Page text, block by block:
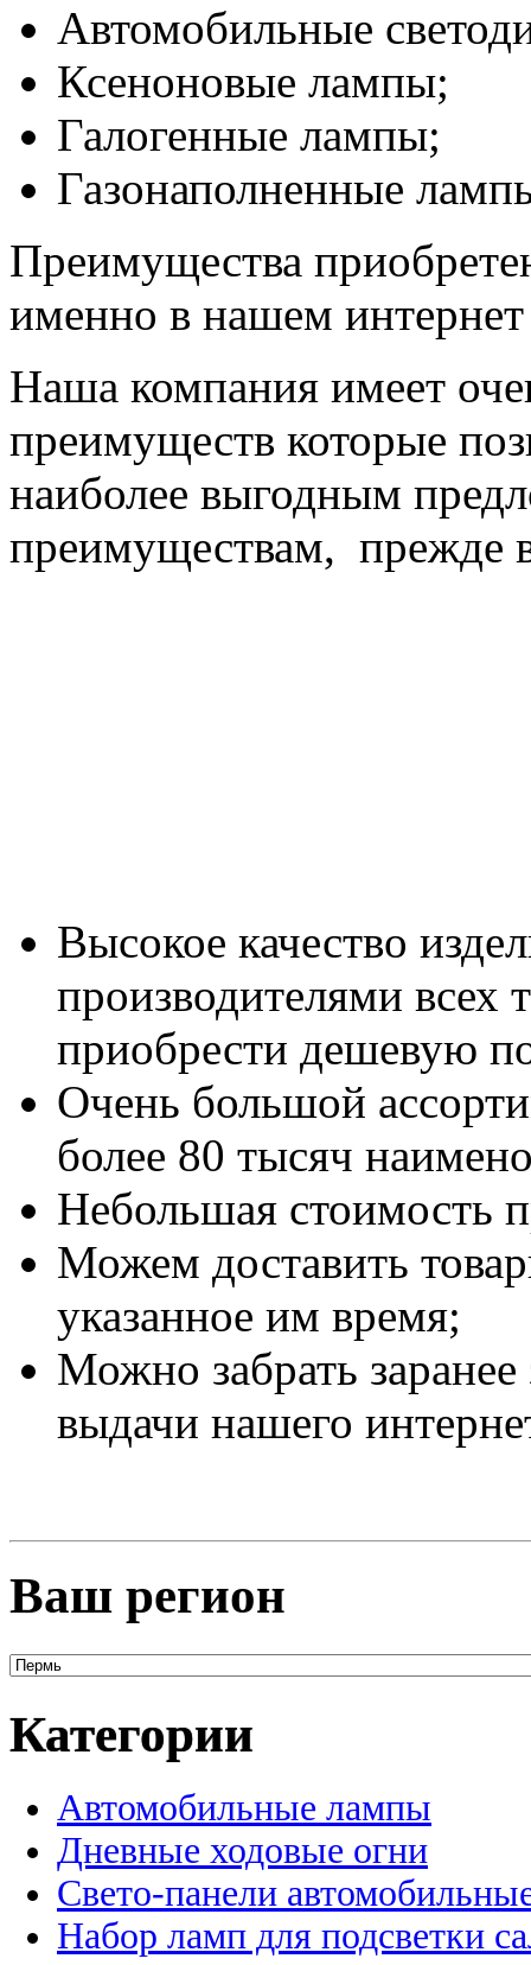
Автомобильные
Ксеноновые лампы;
Галогенные лампы;
Газонаполненные
Преимущества
именно в нашем интернет
Наша компания имеет
преимуществ которые
наиболее выгодным
преимуществам, прежде
Высокое качество
производителями всех
приобрести дешевую
Очень большой
более 80 тысяч
Небольшая стоимость
Можем доставить
указанное им время;
Можно забрать заранее
выдачи нашего
Ваш регион
Категории
Автомобильные лампы
Дневные ходовые огни
Свето-панели
Набор ламп для подсветки